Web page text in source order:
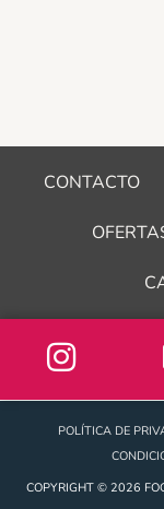
CONTACTO
POLÍTICA DE
COPYRIGHT © 2026